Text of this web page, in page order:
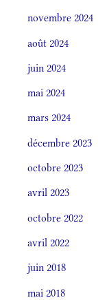
novembre 2024
août 2024
juin 2024
mai 2024
mars 2024
décembre 2023
octobre 2023
avril 2023
octobre 2022
avril 2022
juin 2018
mai 2018